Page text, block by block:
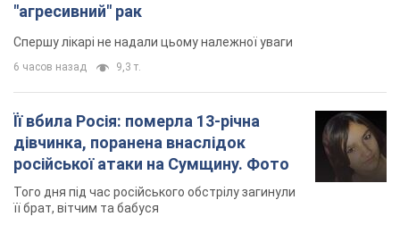
"агресивний" рак
Спершу лікарі не надали цьому належної уваги
6 часов назад 9,3 т.
Її вбила Росія: померла 13-річна
дівчинка, поранена внаслідок
російської атаки на Сумщину. Фото
Того дня під час російського обстрілу загинули
її брат, вітчим та бабуся